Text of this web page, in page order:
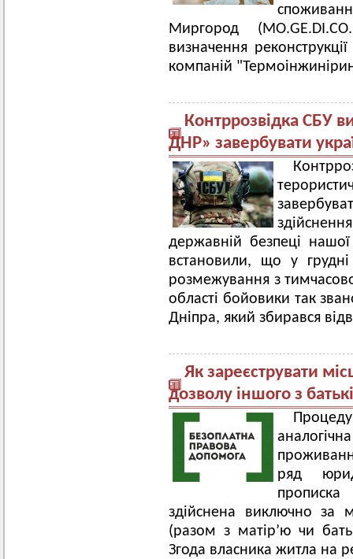
Миргород
визначення
компаній
Контррозвідка СБУ
ДНР» завербувати
державній безпеці
встановили, що у
розмежування з
області бойовики так
Дніпра, який збирався
Як зареєструвати
дозволу іншого з
ряд
здійснена виключно за
(разом з матір’ю чи
Згода власника житла на